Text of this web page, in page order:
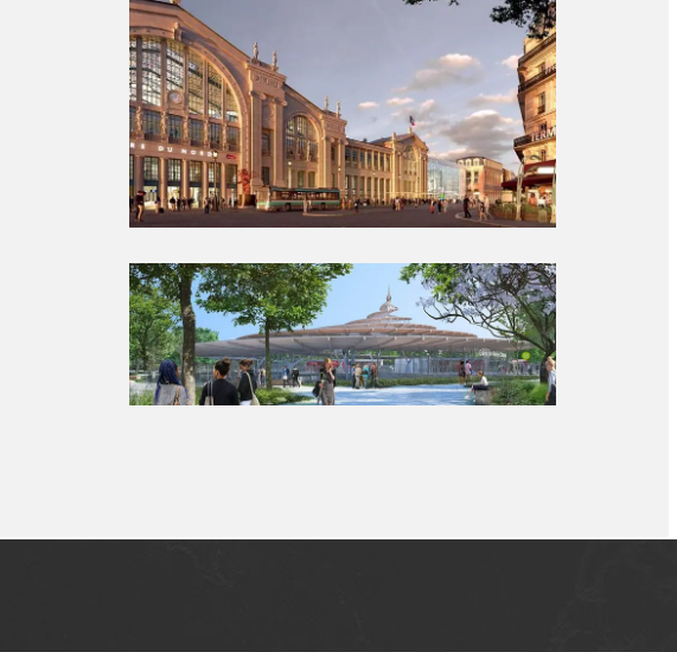
BOUYGUES Gare du
Nord
ÉTUDES DE FAISABILITÉ
Gare de Noisy-Champs
ÉTUDES D’EXÉCUTION